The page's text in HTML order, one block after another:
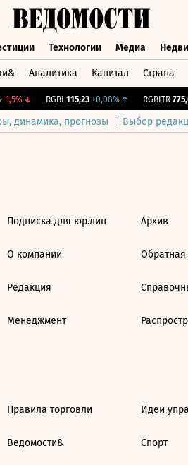
Технологии Медиа
Аналитика Капитал Страна
↓ RGBI 115,23 +0,08%↑ RGBITR
динамика, прогнозы Выбор
Подписка для юр.лиц
О компании
Редакция
Менеджмент
Архив
Обратная
Правила торговли
Ведомости&
Идеи
Спорт